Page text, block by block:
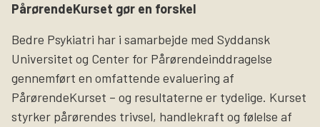
PårørendeKurset gør en forskel
Bedre Psykiatri har i samarbejde med Syddansk
Universitet og Center for Pårørendeinddragelse
gennemført en omfattende evaluering af
PårørendeKurset – og resultaterne er tydelige. Kurset
styrker pårørendes trivsel, handlekraft og følelse af